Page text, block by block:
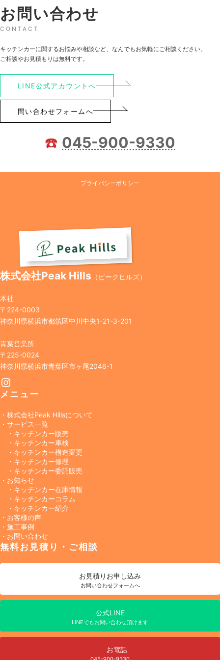
お問い合わせ
CONTACT
キッチンカーに関するお悩みや相談など、なんでもお気軽にご相談ください。
ご相談やお見積もりは無料です。
LINE公式アカウントへ
問い合わせフォームへ
☎️ 045-900-9330
プライバシーポリシー
株式会社Peak Hills （ピークヒルズ）
本社
〒224-0003
神奈川県横浜市都筑区中川中央1-21-3-201
青葉営業所
〒225-0024
神奈川県横浜市青葉区市ヶ尾2046-1
Instagram
メニュー
・株式会社Peak Hillsについて
・サービス一覧
・キッチンカー販売
・キッチンカー車検
・キッチンカー構造変更
・キッチンカー修理
・キッチンカー委託販売
・お知らせ
・キッチンカー在庫情報
・キッチンカーコラム
・キッチンカー紹介
・お客様の声
・施工事例
・お問い合わせ
無料お見積り・ご相談
お見積り お申し込み
お問い合わせフォームへ
公式LINE
LINEでもお問い合わせ頂けます
お電話